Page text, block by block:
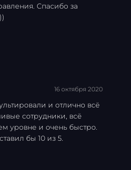
Спасибо за
16 октября 2020
и отлично всё
сотрудники, всё
уровне и очень быстро.
бы 10 из 5.